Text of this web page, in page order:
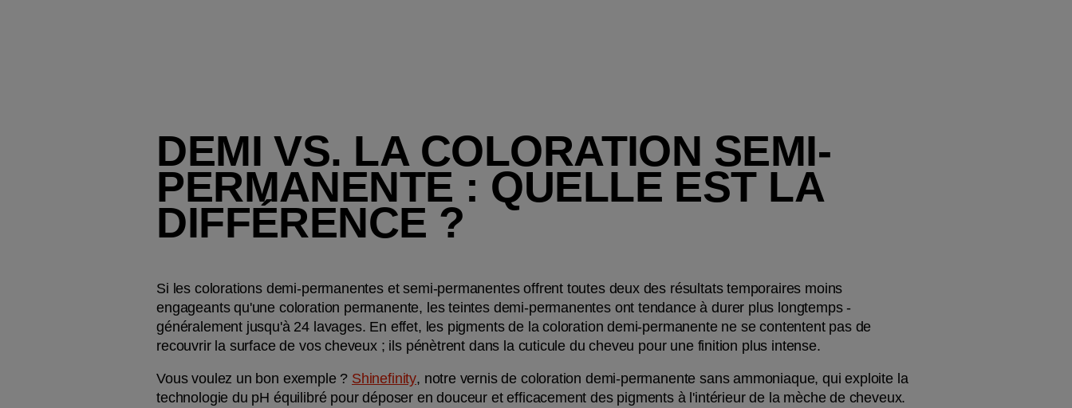
DEMI VS. LA COLORATION SEMI-
PERMANENTE : QUELLE EST LA
DIFFÉRENCE ?
Si les colorations demi-permanentes et semi-permanentes offrent toutes deux des résultats temporaires moins
engageants qu'une coloration permanente, les teintes demi-permanentes ont tendance à durer plus longtemps -
généralement jusqu'à 24 lavages. En effet, les pigments de la coloration demi-permanente ne se contentent pas de
recouvrir la surface de vos cheveux ; ils pénètrent dans la cuticule du cheveu pour une finition plus intense.
Vous voulez un bon exemple ? Shinefinity, notre vernis de coloration demi-permanente sans ammoniaque, qui exploite la
technologie du pH équilibré pour déposer en douceur et efficacement des pigments à l'intérieur de la mèche de cheveux.